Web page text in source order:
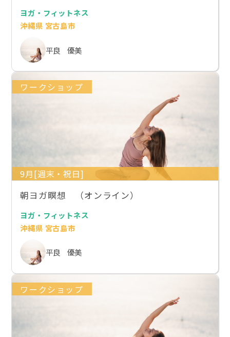
ヨガ・フィットネス
沖縄県 宮古島市
平良 優美
ワークショップ
9月[週末・祝日]
朝ヨガ瞑想 （オンライン）
ヨガ・フィットネス
沖縄県 宮古島市
平良 優美
ワークショップ